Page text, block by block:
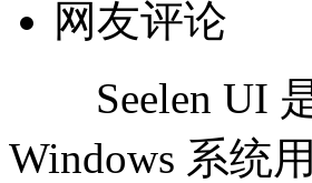
网友评论
Seelen UI 是
Windows 系统